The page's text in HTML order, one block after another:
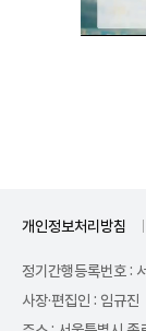
개인정보처리방침
정기간행등록번호 :
사장·편집인 : 임규진